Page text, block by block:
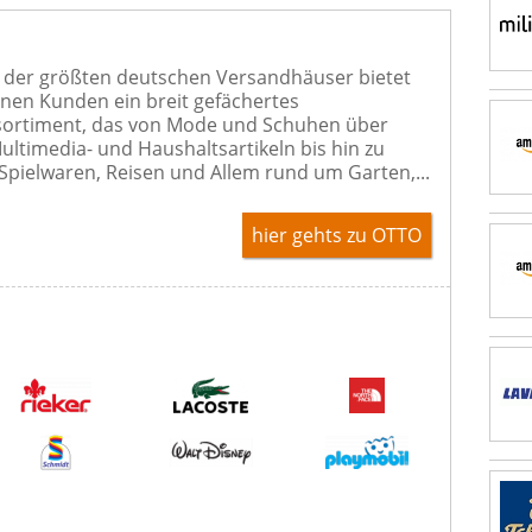
der größten deutschen Versandhäuser bietet
Kunden ein breit gefächertes
das von Mode und Schuhen über
und Haushaltsartikeln bis hin zu
Reisen und Allem rund um Garten,...
hier gehts zu OTTO